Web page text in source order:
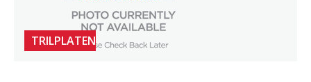
TRILPLATEN